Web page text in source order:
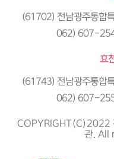
(61702) 전남광주통합
062) 607-
효
(61743) 전남광주통합
062) 607-
COPYRIGHT(C)2022
관. All